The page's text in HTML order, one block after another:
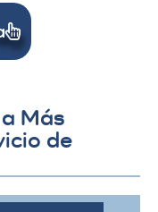
Más
de